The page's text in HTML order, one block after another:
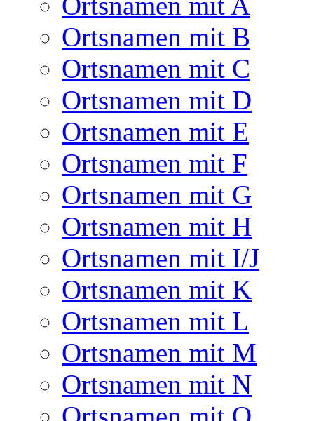
Ortsnamen mit B
Ortsnamen mit C
Ortsnamen mit D
Ortsnamen mit E
Ortsnamen mit F
Ortsnamen mit G
Ortsnamen mit H
Ortsnamen mit I/J
Ortsnamen mit K
Ortsnamen mit L
Ortsnamen mit M
Ortsnamen mit N